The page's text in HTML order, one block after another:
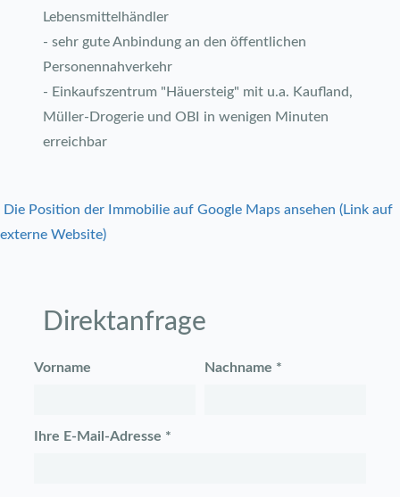
Lebensmittelhändler
- sehr gute Anbindung an den öffentlichen
Personennahverkehr
- Einkaufszentrum "Häuersteig" mit u.a. Kaufland,
Müller-Drogerie und OBI in wenigen Minuten
erreichbar
Die Position der Immobilie auf Google Maps ansehen (Link auf
externe Website)
Direktanfrage
Vorname Nachname *
Ihre E-Mail-Adresse *